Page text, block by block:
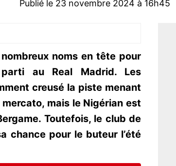
Publié le 23 novembre 2024 à 16h45
noms en tête pour
au Real Madrid. Les
creusé la piste menant
mais le Nigérian est
Toutefois, le club de
chance pour le buteur l’été